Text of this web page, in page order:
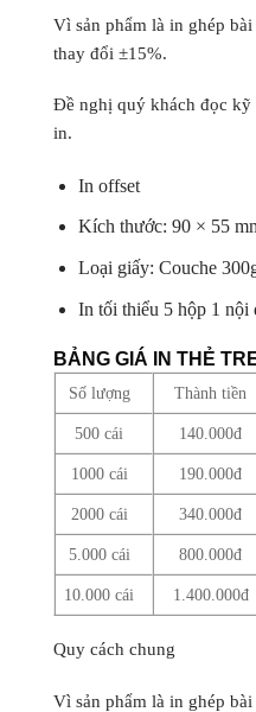
Vì sản phẩm là in ghép
thay đổi ±15%.
Đề nghị quý khách đọc kỹ
in.
In offset
Kích thước: 90 × 55
Loại giấy: Couche
In tối thiểu 5 hộp 1 nội
BẢNG GIÁ IN THẺ
Số lượng Thành tiền
500 cái 140.000đ
1000 cái 190.000đ
2000 cái 340.000đ
5.000 cái 800.000đ
10.000 cái 1.400.000đ
Quy cách chung
Vì sản phẩm là in ghép